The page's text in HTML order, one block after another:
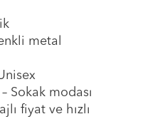
metal
Sokak modası
fiyat ve hızlı